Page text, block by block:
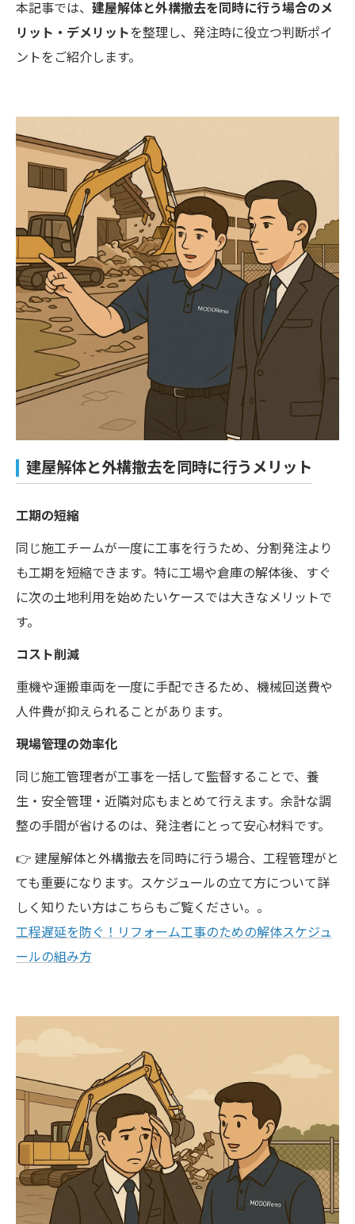
本記事では、 建屋解体と外構撤去を同時に行う場合のメ
リット・デメリット を整理し、発注時に役立つ判断ポイ
ントをご紹介します。
建屋解体と外構撤去を同時に行うメリット
工期の短縮
同じ施工チームが一度に工事を行うため、分割発注より
も工期を短縮できます。特に工場や倉庫の解体後、すぐ
に次の土地利用を始めたいケースでは大きなメリットで
す。
コスト削減
重機や運搬車両を一度に手配できるため、機械回送費や
人件費が抑えられることがあります。
現場管理の効率化
同じ施工管理者が工事を一括して監督することで、養
生・安全管理・近隣対応もまとめて行えます。余計な調
整の手間が省けるのは、発注者にとって安心材料です。
👉 建屋解体と外構撤去を同時に行う場合、工程管理がと
ても重要になります。スケジュールの立て方について詳
しく知りたい方はこちらもご覧ください。。
工程遅延を防ぐ！リフォーム工事のための解体スケジュ
ールの組み方